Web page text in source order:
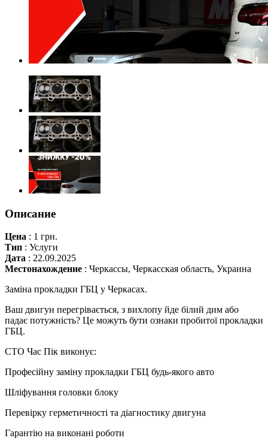
Описание
Цена : 1 грн.
Тип : Услуги
Дата : 22.09.2025
Местонахождение : Черкассы, Черкасская область, Украина
Заміна прокладки ГБЦ у Черкасах.
Ваш двигун перегрівається, з вихлопу йде білий дим або
падає потужність? Це можуть бути ознаки пробитої прокладки
ГБЦ.
СТО Час Пік виконує:
Професійну заміну прокладки ГБЦ будь-якого авто
Шліфування головки блоку
Перевірку герметичності та діагностику двигуна
Гарантію на виконані роботи